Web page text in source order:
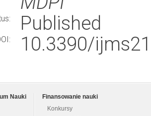
Published
10.3390/
Nauki
Finansowanie nauki
Konkursy